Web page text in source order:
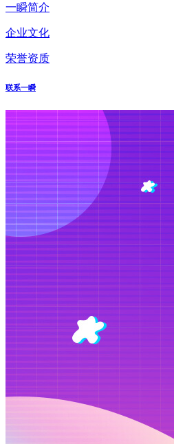
一瞬简介
企业文化
荣誉资质
联系一瞬